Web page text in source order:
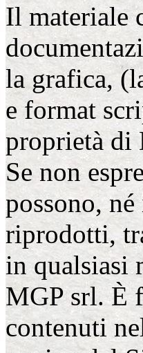
Il materiale
la grafica,
e format
proprietà di
Se non
possono,
riprodotti,
in qualsiasi
MGP srl. È
contenuti